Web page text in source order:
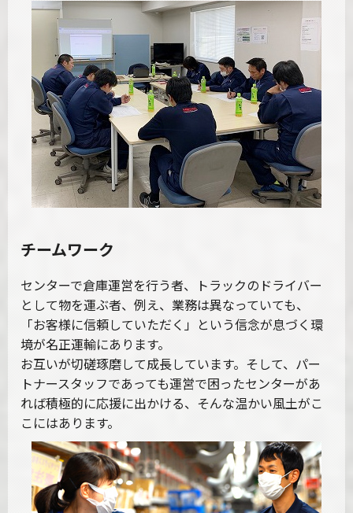
チームワーク
センターで倉庫運営を行う者、トラックのドライバー
として物を運ぶ者、例え、業務は異なっていても、
「お客様に信頼していただく」という信念が息づく環
境が名正運輸にあります。
お互いが切磋琢磨して成長しています。そして、パー
トナースタッフであっても運営で困ったセンターがあ
れば積極的に応援に出かける、そんな温かい風土がこ
こにはあります。